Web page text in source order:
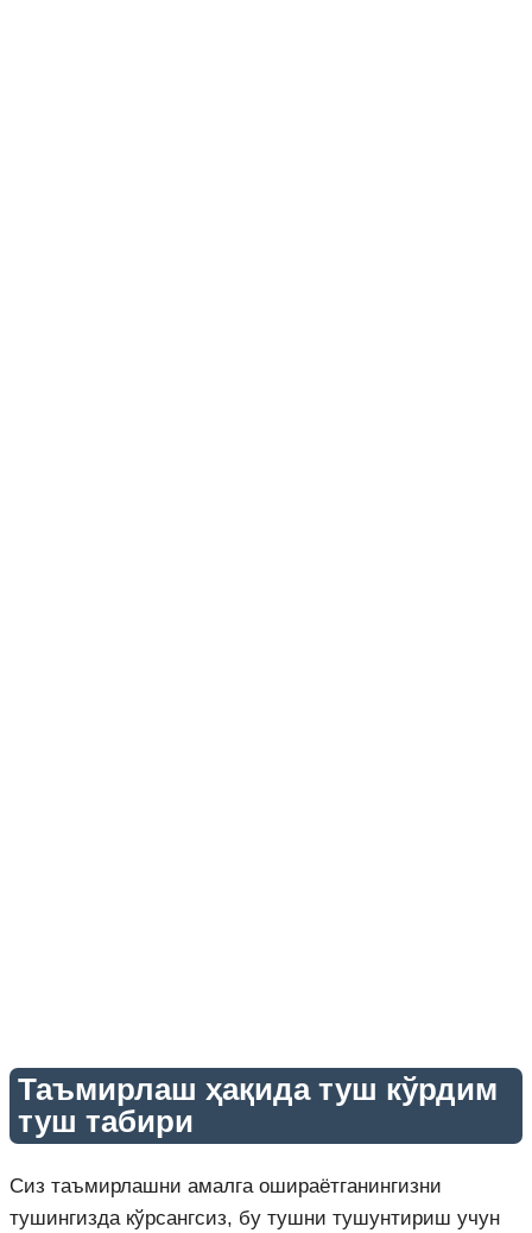
Таъмирлаш ҳақида туш кўрдим
туш табири
Сиз таъмирлашни амалга ошираётганингизни
тушингизда кўрсангсиз, бу тушни тушунтириш учун